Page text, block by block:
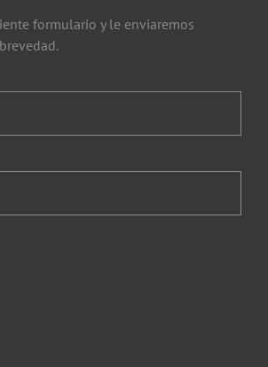
formulario y le enviaremos